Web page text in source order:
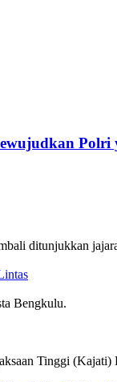
Polri
ditunjukkan
Bengkulu.
Tinggi (Kajati)